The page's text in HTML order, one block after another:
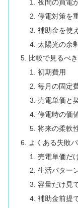
夜間の買電
停電対策を
補助金を使
太陽光の余
比較で見るべ
初期費用
毎月の固定
売電単価と
停電時の価
将来の柔軟
よくある失敗
売電単価だ
生活パター
容量だけ見
補助金前提